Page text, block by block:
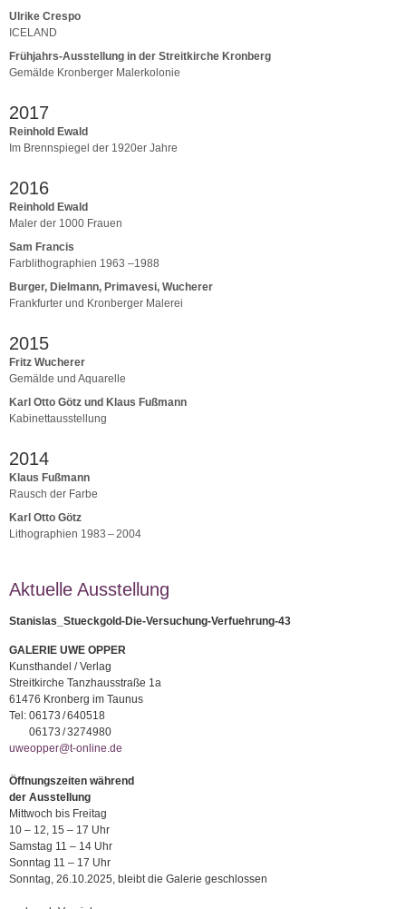
Ulrike Crespo
ICELAND
Frühjahrs-Ausstellung in der Streitkirche Kronberg
Gemälde Kronberger Malerkolonie
2017
Reinhold Ewald
Im Brennspiegel der 1920er Jahre
2016
Reinhold Ewald
Maler der 1000 Frauen
Sam Francis
Farblithographien 1963 –1988
Burger, Dielmann, Primavesi, Wucherer
Frankfurter und Kronberger Malerei
2015
Fritz Wucherer
Gemälde und Aquarelle
Karl Otto Götz und Klaus Fußmann
Kabinettausstellung
2014
Klaus Fußmann
Rausch der Farbe
Karl Otto Götz
Lithographien 1983 – 2004
Aktuelle Ausstellung
Stanislas_Stueckgold-Die-Versuchung-Verfuehrung-43
GALERIE UWE OPPER
Kunsthandel / Verlag
Streitkirche Tanzhausstraße 1a
61476 Kronberg im Taunus
Tel: 06173 / 640518
06173 / 3274980
uweopper@t-online.de
Öffnungszeiten während
der Ausstellung
Mittwoch bis Freitag
10 – 12, 15 – 17 Uhr
Samstag 11 – 14 Uhr
Sonntag 11 – 17 Uhr
Sonntag, 26.10.2025, bleibt die Galerie geschlossen